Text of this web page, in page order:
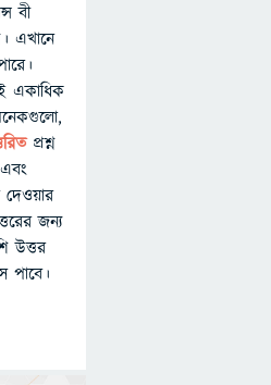
বী
এখানে
একাধিক
প্রশ্ন
দেওয়ার
জন্য
উত্তর
পাবে।